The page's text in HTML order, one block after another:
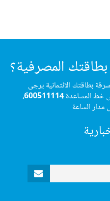
المصرفية؟
بطاقتك الائتمانية يرجى
خط المساعدة600511114،
الساعة